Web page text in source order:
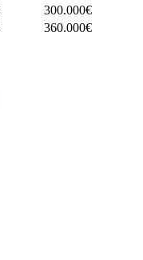
300.000€
360.000€